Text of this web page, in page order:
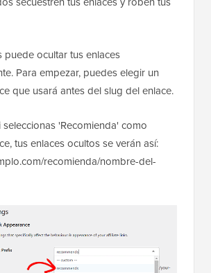
puede ocultar tus enlaces
Para empezar, puedes elegir un
que usará antes del slug del enlace.
'Recomienda' como
tus enlaces ocultos se verán así:
recomienda/nombre-del-